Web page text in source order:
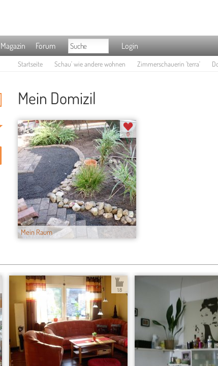
Magazin Forum Login
Startseite Schau' wie andere wohnen Zimmerschauerin 'terra'
Mein Domizil
Mein Raum
0
1.8